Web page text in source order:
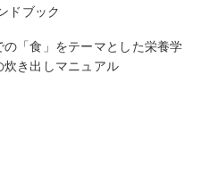
ドブック
の「食」をテーマとした栄養学
炊き出しマニュアル